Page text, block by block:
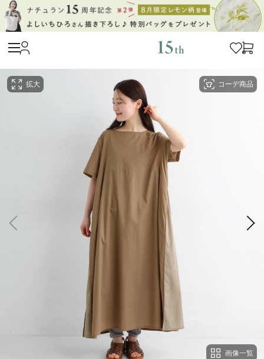
コーデ商品
拡大
画像一覧